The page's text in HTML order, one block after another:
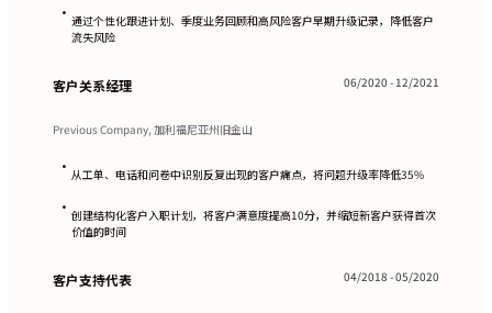
• 通过个性化跟进计划、季度业务回顾和高风险客户早期升级记录，降低客户
流失风险
客户关系经理 06/2020 - 12/2021
Previous Company, 加利福尼亚州旧金山
• 从工单、电话和问卷中识别反复出现的客户痛点，将问题升级率降低35%
• 创建结构化客户入职计划，将客户满意度提高10分，并缩短新客户获得首次
价值的时间
客户支持代表 04/2018 - 05/2020